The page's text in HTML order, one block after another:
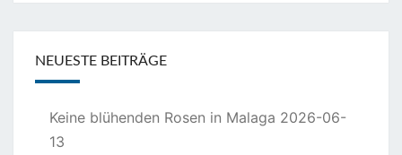
NEUESTE BEITRÄGE
Keine blühenden Rosen in Malaga 2026-06-
13